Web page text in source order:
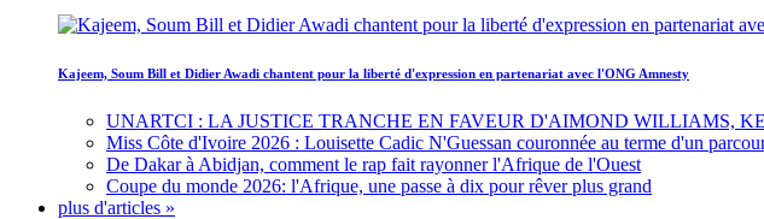
Kajeem, Soum Bill et Didier Awadi chantent pour la liberté d'expression en partenariat avec l'ONG Amnesty
UNARTCI : LA JUSTICE TRANCHE EN FAVEUR D'AIMOND WILLIAMS,
Miss Côte d'Ivoire 2026 : Louisette Cadic N'Guessan couronnée au terme d'un
De Dakar à Abidjan, comment le rap fait rayonner l'Afrique de l'Ouest
Coupe du monde 2026: l'Afrique, une passe à dix pour rêver plus grand
plus d'articles »